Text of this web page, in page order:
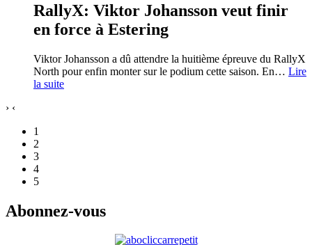
RallyX: Viktor Johansson veut finir
en force à Estering
Viktor Johansson a dû attendre la huitième épreuve du RallyX
North pour enfin monter sur le podium cette saison. En… Lire
la suite
› ‹
1
2
3
4
5
Abonnez-vous